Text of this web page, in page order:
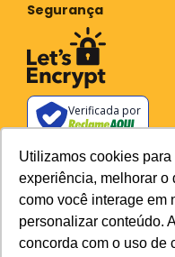
Utilizamos cookies
experiência, melhorar o
como você interage em
personalizar conteúdo.
concorda com o uso de
Segurança
Verificada por
Todos os preços e condições
no site e não se aplicam a
previstos no site prevalecem
de comunicação e sites de
condições no site, o valor
Plataforma